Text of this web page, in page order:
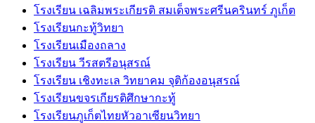
โรงเรียน เฉลิมพระเกียรติ สมเด็จพระศรีนครินทร์ ภูเก็ต
โรงเรียนกะทู้วิทยา
โรงเรียนเมืองถลาง
โรงเรียน วีรสตรีอนุสรณ์
โรงเรียน เชิงทะเล วิทยาคม จุติก้องอนุสรณ์
โรงเรียนขจรเกียรติศึกษากะทู้
โรงเรียนภูเก็ตไทยหัวอาเซียนวิทยา